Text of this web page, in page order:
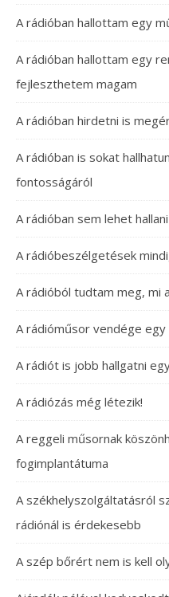
A rádióban hallottam egy
A rádióban hallottam egy
fejleszthetem magam
A rádióban hirdetni is
A rádióban is sokat
fontosságáról
A rádióban sem lehet
A rádióbeszélgetések
A rádióból tudtam meg, mi
A rádióműsor vendége
A rádiót is jobb hallgatni
A rádiózás még létezik!
A reggeli műsornak
fogimplantátuma
A székhelyszolgáltatásról
rádiónál is érdekesebb
A szép bőrért nem is kell